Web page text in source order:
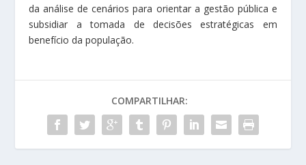
da análise de cenários para orientar a gestão pública e
subsidiar a tomada de decisões estratégicas em
benefício da população.
COMPARTILHAR: